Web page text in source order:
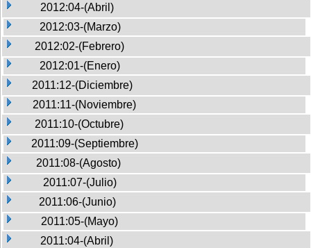
2012:04-(Abril)
2012:03-(Marzo)
2012:02-(Febrero)
2012:01-(Enero)
2011:12-(Diciembre)
2011:11-(Noviembre)
2011:10-(Octubre)
2011:09-(Septiembre)
2011:08-(Agosto)
2011:07-(Julio)
2011:06-(Junio)
2011:05-(Mayo)
2011:04-(Abril)